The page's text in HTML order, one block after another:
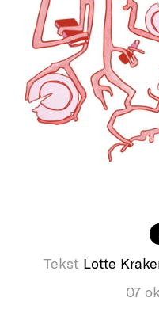
Tekst Lotte
07